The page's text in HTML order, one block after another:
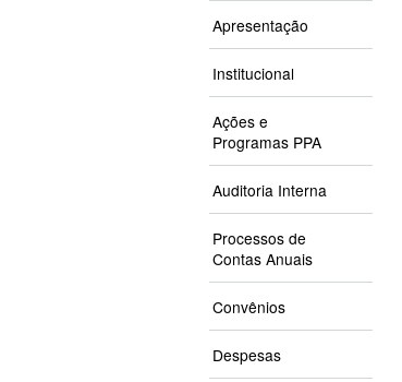
Apresentação
Institucional
Ações e
Programas PPA
Auditoria Interna
Processos de
Contas Anuais
Convênios
Despesas